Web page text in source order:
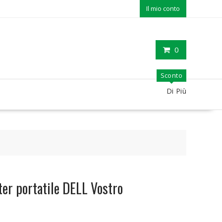
Il mio conto
0
Sconto
Di Più
portatile DELL Vostro